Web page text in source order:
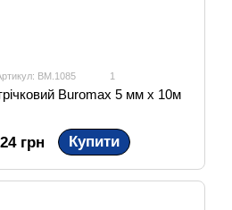
BM.1085 1
Buromax 5 мм х 10м
грн Купити